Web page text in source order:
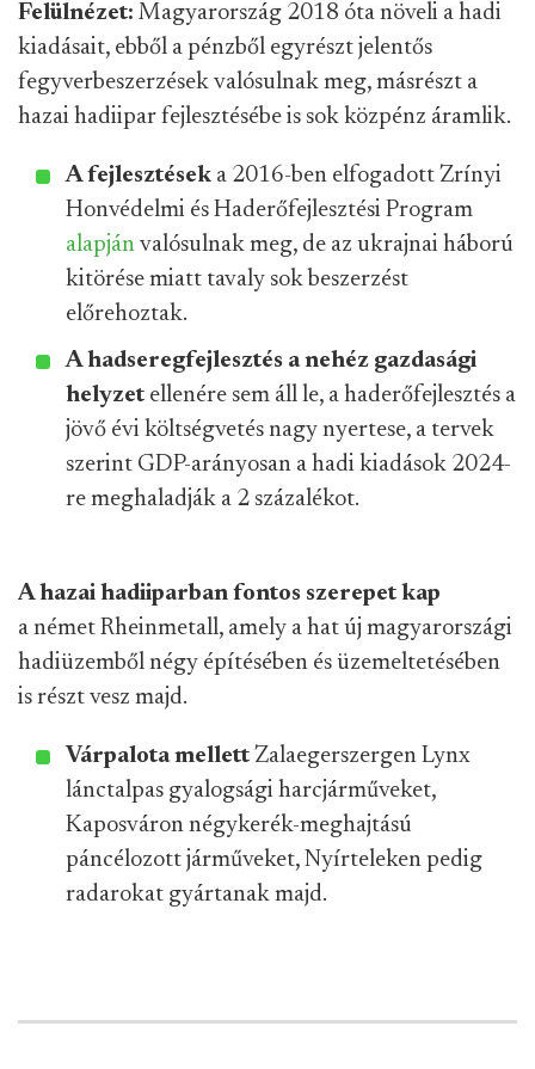
Felülnézet: Magyarország 2018 óta növeli a hadi
kiadásait, ebből a pénzből egyrészt jelentős
fegyverbeszerzések valósulnak meg, másrészt a
hazai hadiipar fejlesztésébe is sok közpénz áramlik.
A fejlesztések a 2016-ben elfogadott Zrínyi
Honvédelmi és Haderőfejlesztési Program
alapján valósulnak meg, de az ukrajnai háború
kitörése miatt tavaly sok beszerzést
előrehoztak.
A hadseregfejlesztés a nehéz gazdasági
helyzet ellenére sem áll le, a haderőfejlesztés a
jövő évi költségvetés nagy nyertese, a tervek
szerint GDP-arányosan a hadi kiadások 2024-
re meghaladják a 2 százalékot.
A hazai hadiiparban fontos szerepet kap
a német Rheinmetall, amely a hat új magyarországi
hadiüzemből négy építésében és üzemeltetésében
is részt vesz majd.
Várpalota mellett Zalaegerszergen Lynx
lánctalpas gyalogsági harcjárműveket,
Kaposváron négykerék-meghajtású
páncélozott járműveket, Nyírteleken pedig
radarokat gyártanak majd.